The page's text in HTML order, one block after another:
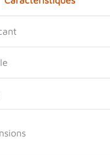
me faisait
glisser sur
surtout
siège
oneisall est
fabriquée